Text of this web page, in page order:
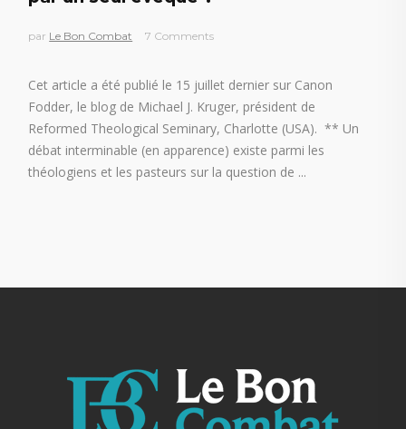
par Le Bon Combat 7 Comments
Cet article a été publié le 15 juillet dernier sur Canon
Fodder, le blog de Michael J. Kruger, président de
Reformed Theological Seminary, Charlotte (USA). ** Un
débat interminable (en apparence) existe parmi les
théologiens et les pasteurs sur la question de